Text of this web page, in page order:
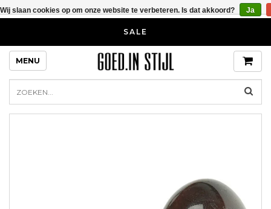
SALE
MENU
Wij slaan cookies op om onze website te verbeteren. Is dat akkoord? Ja